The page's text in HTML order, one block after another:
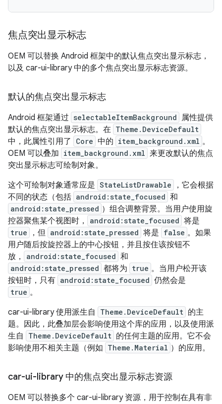
焦点突出显示标志
OEM 可以替换 Android 框架中的默认焦点突出显示标志，
以及 car-ui-library 中的多个焦点突出显示标志资源。
默认的焦点突出显示标志
Android 框架通过 selectableItemBackground 属性提供
默认的焦点突出显示标志。在 Theme.DeviceDefault
中，此属性引用了 Core 中的 item_background.xml 。
OEM 可以叠加 item_background.xml 来更改默认的焦点
突出显示标志可绘制对象。
这个可绘制对象通常应是 StateListDrawable
，它会根据
不同的状态（包括 android:state_focused 和
android:state_pressed ）组合调整背景。当用户使用旋
控器聚焦某个视图时，
android:state_focused 将是
true ，但 android:state_pressed 将是 false 。如果
用户随后按旋控器上的中心按钮，并且按住该按钮不
放，
android:state_focused 和
android:state_pressed 都将为 true 。当用户松开该
按钮时，只有 android:state_focused 仍然会是
true 。
car-ui-library 使用派生自
Theme.DeviceDefault 的主
题。因此，此叠加层会影响使用这个库的应用，以及使用派
生自
Theme.DeviceDefault 的任何主题的应用。它不会
影响使用不相关主题（例如 Theme.Material ）的应用。
car-ui-library 中的焦点突出显示标志资源
OEM 可以替换多个 car-ui-library 资源，用于控制在具有非